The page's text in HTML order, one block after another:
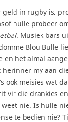
geld in rugby is,
hulle probeer
. Musiek bars
Blou Bulle
en het almal
my aan
ook meisies wat
vir die drankies
nie. Is hulle
te bedien nie?